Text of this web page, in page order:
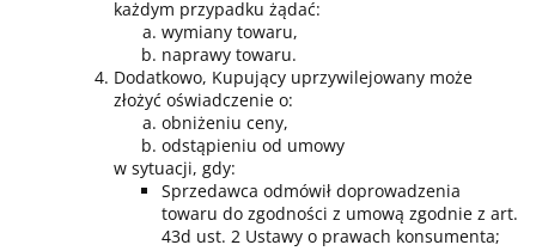
każdym przypadku żądać:
wymiany towaru,
naprawy towaru.
Dodatkowo, Kupujący uprzywilejowany może
złożyć oświadczenie o:
obniżeniu ceny,
odstąpieniu od umowy
w sytuacji, gdy:
Sprzedawca odmówił doprowadzenia
towaru do zgodności z umową zgodnie z art.
43d ust. 2 Ustawy o prawach konsumenta;